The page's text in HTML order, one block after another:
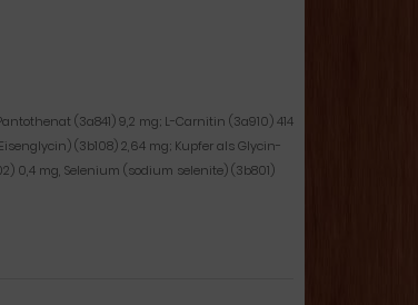
(3a841) 9,2 mg; L-Carnitin (3a910) 414
(3b108) 2,64 mg; Kupfer als Glycin-
0,4 mg, Selenium (sodium selenite) (3b801)